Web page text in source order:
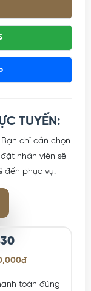
TUYẾN:
chỉ cần chọn
nhân viên sẽ
đến phục vụ.
toán đúng